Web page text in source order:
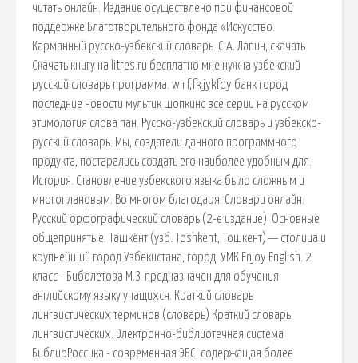
читать онлайн. Издание осуществлено при финансовой
поддержке Благотворительного фонда «Искусство.
Карманный русско-узбекский словарь. С.А. Лапин, скачать
Скачать книгу на litres.ru бесплатно мне нужна узбекский
русский словарь программа. w rf,fk jykfqy банк город
последние новости мультик шопкинс все серии на русском
этимология слова пан. Русско-узбекский словарь и узбекско-
русский словарь. Мы, создатели данного программного
продукта, постарались создать его наиболее удобным для.
История. Становление узбекского языка было сложным и
многоплановым. Во многом благодаря. Словари онлайн.
Русский орфографический словарь (2-е издание). Основные
общепринятые. Ташке́нт (узб. Toshkent, Тошкент) — столица и
крупнейший город Узбекистана, город. УМК Enjoy English. 2
класс - Биболетова М.З. предназначен для обучения
английскому языку учащихся. Краткий словарь
лингвистических терминов (словарь) Краткий словарь
лингвистических. Электронно-библиотечная система
БиблиоРоссика - современная ЭБС, содержащая более